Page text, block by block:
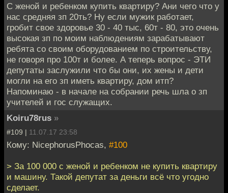
С женой и ребенком купить квартиру? Ани чего что у
нас средняя зп 20ть? Ну если мужик работает,
гробит свое здоровье 30 - 40 тыс, 60т - 80, это очень
высокая зп по моим наблюдениям зарабатывают
ребята со своим оборудованием по строительству,
не говоря про 100т и более. А теперь вопрос - ЭТИ
депутаты заслужили что бы они, их жены и дети
могли на его зп иметь квартиру, дом итп?
Напоминаю - в начале на собрании речь шла о зп
учителей и гос служащих.
Koiru78rus »
#109 | 11.07.17 23:58
Кому: NicephorusPhocas, #100
> За 100 000 с женой и ребенком не купить квартиру
и машину. Такой депутат за деньги всё что угодно
сделает.